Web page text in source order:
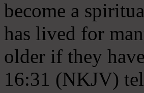
become a
has lived for
older if they
16:31 (NKJV)